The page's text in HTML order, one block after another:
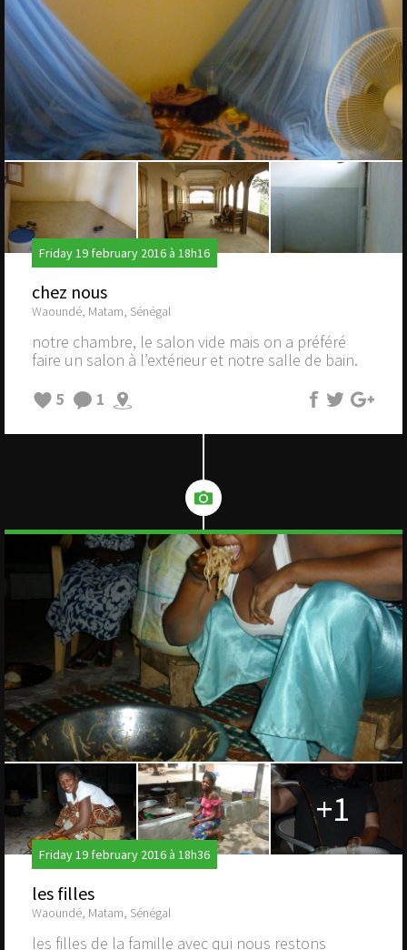
Friday 19 february 2016 à 18h16
chez nous
Waoundé, Matam, Sénégal
notre chambre, le salon vide mais on a préféré
faire un salon à l’extérieur et notre salle de bain.
5
1
+1
Friday 19 february 2016 à 18h36
les filles
Waoundé, Matam, Sénégal
les filles de la famille avec qui nous restons